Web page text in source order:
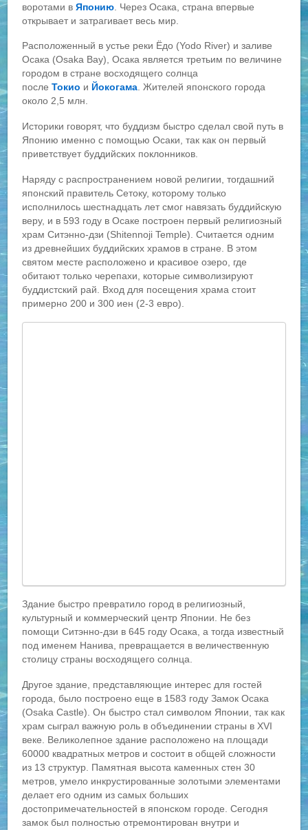
воротами вЯпонию . Через Осака, страна впервые
открывает и затрагивает весь мир.
Расположенный в устье реки Ёдо (Yodo River) и заливе
Осака (Osaka Bay), Осака является третьим по величине
городом в стране восходящего солнца
послеТокио и Йокогама. Жителей японского города
около 2,5 млн.
Историки говорят, что буддизм быстро сделал свой путь в
Японию именно с помощью Осаки, так как он первый
приветствует буддийских поклонников.
Наряду с распространением новой религии, тогдашний
японский правитель Сетоку, которому только
исполнилось шестнадцать лет смог навязать буддийскую
веру, и в 593 году в Осаке построен первый религиозный
храм Ситэнно-дзи (Shitennoji Temple). Считается одним
из древнейших буддийских храмов в стране. В этом
святом месте расположено и красивое озеро, где
обитают только черепахи, которые символизируют
буддистский рай. Вход для посещения храма стоит
примерно 200 и 300 иен (2-3 евро).
Здание быстро превратило город в религиозный,
культурный и коммерческий центр Японии. Не без
помощи Ситэнно-дзи в 645 году Осака, а тогда известный
под именем Нанива, превращается в величественную
столицу страны восходящего солнца.
Другое здание, представляющие интерес для гостей
города, было построено еще в 1583 году Замок Осака
(Osaka Castle). Он быстро стал символом Японии, так как
храм сыграл важную роль в объединении страны в XVI
веке. Великолепное здание расположено на площади
60000 квадратных метров и состоит в общей сложности
из 13 структур. Памятная высота каменных стен 30
метров, умело инкрустированные золотыми элементами
делает его одним из самых больших
достопримечательностей в японском городе. Сегодня
замок был полностью отремонтирован внутри и